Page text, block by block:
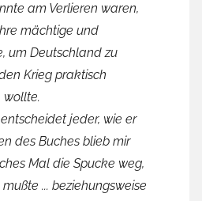
am Verlieren waren,
mächtige und
um Deutschland zu
Krieg praktisch
wollte.
jeder, wie er
des Buches blieb mir
Mal die Spucke weg,
... beziehungsweise